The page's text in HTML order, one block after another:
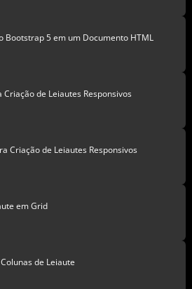
Bootstrap 5 em um Documento HTML
de Leiautes Responsivos
Criação de Leiautes Responsivos
em Grid
de Leiaute